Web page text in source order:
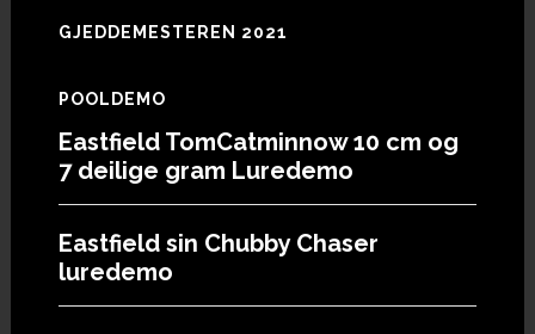
GJEDDEMESTEREN 2021
POOLDEMO
Eastfield TomCatminnow 10 cm og
7 deilige gram Luredemo
Eastfield sin Chubby Chaser
luredemo